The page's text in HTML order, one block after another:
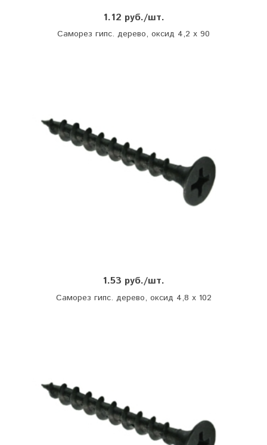
1.12 руб./шт.
Саморез гипс. дерево, оксид 4,2 х 90
1.53 руб./шт.
Саморез гипс. дерево, оксид 4,8 х 102